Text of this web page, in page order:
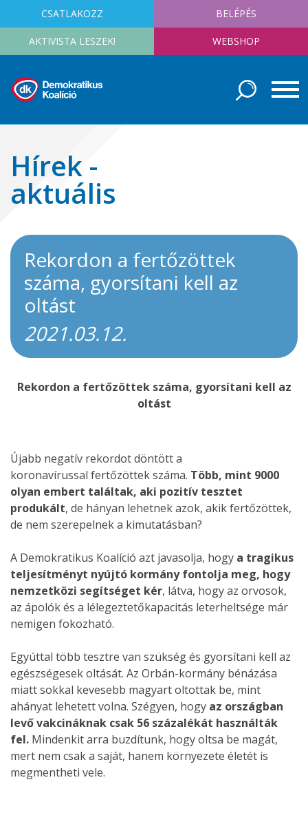
CSATLAKOZZ BELÉPÉS
AKTIVISTA LESZEK! WEBSHOP
Hírek -
aktuális
Rekordon a fertőzöttek
száma, gyorsítani kell az
oltást
2021.03.12.
Rekordon a fertőzöttek száma, gyorsítani kell az
oltást
Újabb negatív rekordot döntött a
koronavírussal fertőzöttek száma. Több, mint 9000
olyan embert találtak, aki pozitív tesztet
produkált, de hányan lehetnek azok, akik fertőzöttek,
de nem szerepelnek a kimutatásban?
A Demokratikus Koalíció azt javasolja, hogy a tragikus
teljesítményt nyújtó kormány fontolja meg, hogy
nemzetközi segítséget kér, látva, hogy az orvosok,
az ápolók és a lélegeztetőkapacitás leterheltsége már
nemigen fokozható.
Egyúttal több tesztre van szükség és gyorsítani kell az
egészségesek oltását. Az Orbán-kormány bénázása
miatt sokkal kevesebb magyart oltottak be, mint
ahányat lehetett volna. Szégyen, hogy az országban
levő vakcináknak csak 56 százalékát használták
fel. Mindenkit arra buzdítunk, hogy oltsa be magát,
mert nem csak a saját, hanem környezete életét is
megmentheti vele.